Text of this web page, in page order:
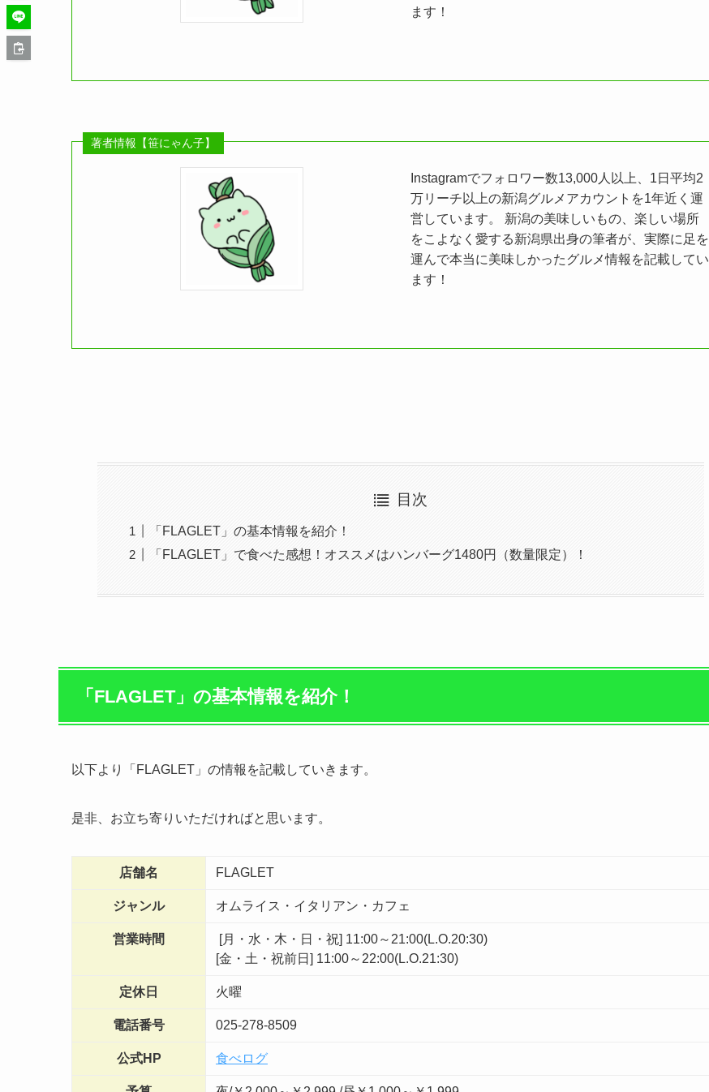
ます！
著者情報【笹にゃん子】
Instagramでフォロワー数13,000人以上、1日平均2
万リーチ以上の新潟グルメアカウントを1年近く運
営しています。 新潟の美味しいもの、楽しい場所
をこよなく愛する新潟県出身の筆者が、実際に足を
運んで本当に美味しかったグルメ情報を記載してい
ます！
目次
「FLAGLET」の基本情報を紹介！
「FLAGLET」で食べた感想！オススメはハンバーグ1480円（数量限定）！
「FLAGLET」の基本情報を紹介！
以下より「FLAGLET」の情報を記載していきます。
是非、お立ち寄りいただければと思います。
店舗名 FLAGLET
ジャンル オムライス・イタリアン・カフェ
営業時間
[月・水・木・日・祝] 11:00～21:00(L.O.20:30)
[金・土・祝前日] 11:00～22:00(L.O.21:30)
定休日 火曜
電話番号 025-278-8509
公式HP 食べログ